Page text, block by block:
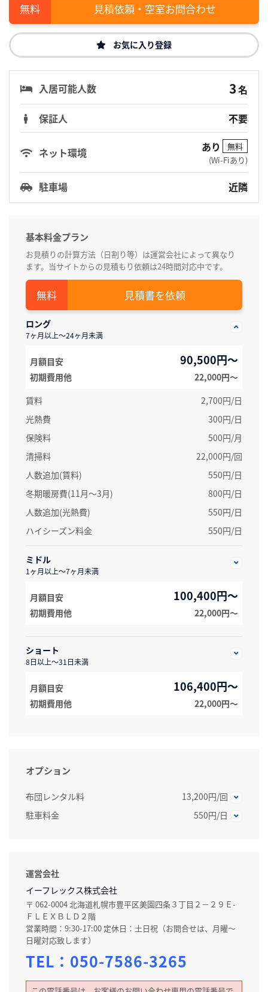
見積依頼・空室お問合わせ
お気に入り登録
入居可能人数 3名
保証人
不要
ネット環境 あり
無料
(Wi-Fiあり)
駐車場 近隣
基本料金プラン
お見積りの計算方法（日割り等）は運営会社によって異なり
ます。当サイトからの見積もり依頼は24時間対応中です。
見積書を依頼
ロング
7ヶ月以上～24ヶ月未満
月額目安 90,500円～
初期費用他
22,000円〜
賃料
2,700円/日
光熱費
300円/日
保険料
500円/月
清掃料
22,000円/回
人数追加(賃料)
550円/日
冬期暖房費(11月～3月)
800円/日
人数追加(光熱費)
550円/日
ハイシーズン料金
550円/日
ミドル
1ヶ月以上～7ヶ月未満
月額目安 100,400円～
初期費用他 22,000円〜
ショート
8日以上～31日未満
月額目安 106,400円～
初期費用他 22,000円〜
オプション
布団レンタル料
13,200円/回
駐車料金
550円/日
運営会社
イーフレックス株式会社
〒 062-0004 北海道札幌市豊平区美園四条３丁目２－２９Ｅ-
ＦＬＥＸＢＬＤ２階
営業時間：9:30-17:00 定休日：土日祝（お問合せは、月曜～
日曜対応致します）
TEL： 050-7586-3265